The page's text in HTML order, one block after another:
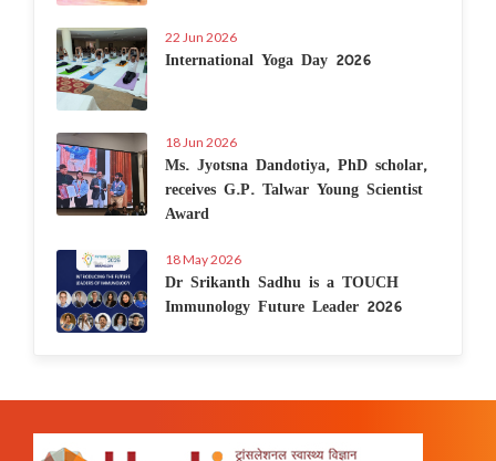
22 Jun 2026
International Yoga Day 2026
18 Jun 2026
Ms. Jyotsna Dandotiya, PhD scholar,
receives G.P. Talwar Young Scientist
Award
18 May 2026
Dr Srikanth Sadhu is a TOUCH
Immunology Future Leader 2026